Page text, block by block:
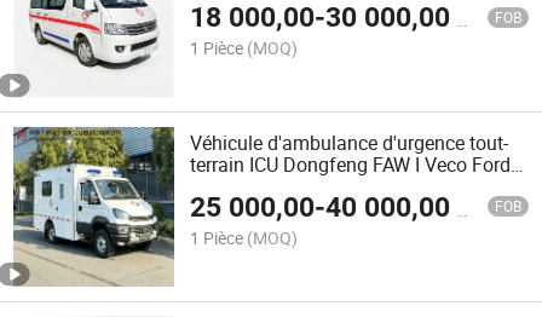
véhicule de secours d'urgence avec
équipement médical van de transfert de
secours à vendre
18 000,00-30 000,00 FOB
1 Pièce (MOQ)
Véhicule d'ambulance d'urgence tout-
terrain ICU Dongfeng FAW I Veco Ford
service médical à distance 7-9
25 000,00-40 000,00 FOB
1 Pièce (MOQ)